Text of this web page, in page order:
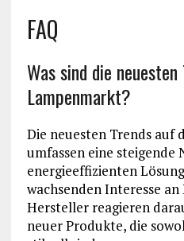
FAQ
Was sind die
Lampenmarkt?
Die neuesten Trends auf
umfassen eine steigende
energieeffizienten
wachsenden Interesse an
Hersteller reagieren
neuer Produkte, die